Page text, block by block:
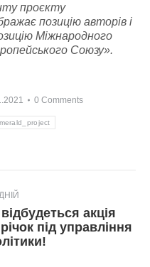
проєкту
позицію авторів і
Міжнародного
Союзу».
0 Comments
акція
під управління